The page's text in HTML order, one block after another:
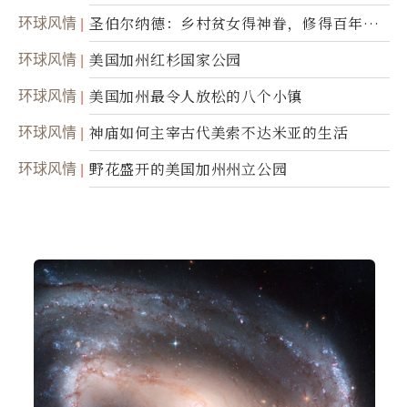
灵
环球风情
圣伯尔纳德：乡村贫女得神眷，修得百年不
腐身
环球风情 美国加州红杉国家公园
环球风情 美国加州最令人放松的八个小镇
环球风情 神庙如何主宰古代美索不达米亚的生活
环球风情 野花盛开的美国加州州立公园